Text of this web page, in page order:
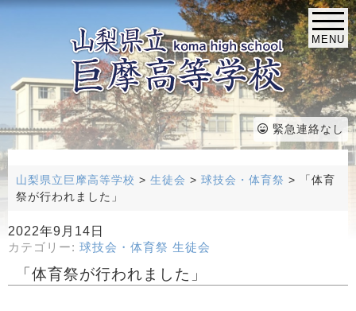
MENU
緊急連絡なし
山梨県立巨摩高等学校 > 生徒会 > 球技会・体育祭 >
「体育
祭が行われました」
2022年9月14日
カテゴリー: 球技会・体育祭 生徒会
「体育祭が行われました」